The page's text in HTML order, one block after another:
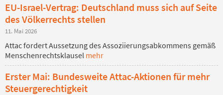
EU-Israel-Vertrag: Deutschland muss sich auf Seite
des Völkerrechts stellen
11. Mai 2026
Attac fordert Aussetzung des Assoziierungsabkommens gemäß
Menschenrechtsklausel mehr
Erster Mai: Bundesweite Attac-Aktionen für mehr
Steuergerechtigkeit